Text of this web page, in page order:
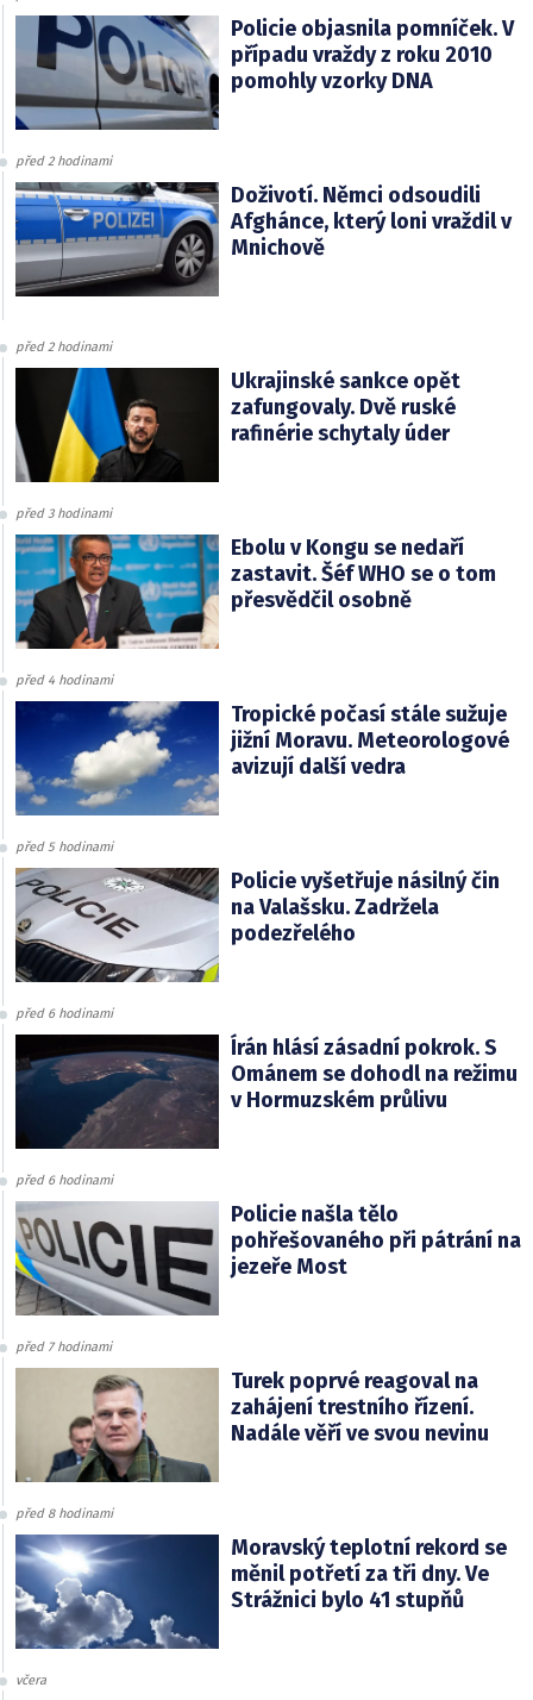
Policie objasnila pomníček. V
případu vraždy z roku 2010
pomohly vzorky DNA
před 2 hodinami
Doživotí. Němci odsoudili
Afghánce, který loni vraždil v
Mnichově
před 2 hodinami
Ukrajinské sankce opět
zafungovaly. Dvě ruské
rafinérie schytaly úder
před 3 hodinami
Ebolu v Kongu se nedaří
zastavit. Šéf WHO se o tom
přesvědčil osobně
před 4 hodinami
Tropické počasí stále sužuje
jižní Moravu. Meteorologové
avizují další vedra
před 5 hodinami
Policie vyšetřuje násilný čin
na Valašsku. Zadržela
podezřelého
před 6 hodinami
Írán hlásí zásadní pokrok. S
Ománem se dohodl na režimu
v Hormuzském průlivu
před 6 hodinami
Policie našla tělo
pohřešovaného při pátrání na
jezeře Most
před 7 hodinami
Turek poprvé reagoval na
zahájení trestního řízení.
Nadále věří ve svou nevinu
před 8 hodinami
Moravský teplotní rekord se
měnil potřetí za tři dny. Ve
Strážnici bylo 41 stupňů
včera